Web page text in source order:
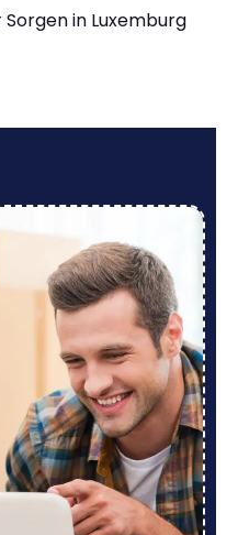
in Luxemburg